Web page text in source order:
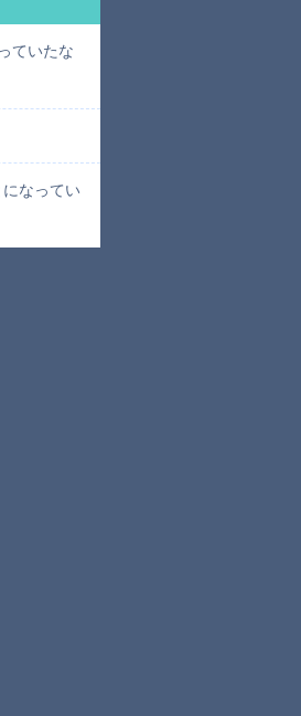
ていたな
なってい